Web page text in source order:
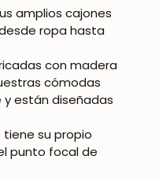
amplios cajones
ropa hasta
con madera
cómodas
están diseñadas
su propio
punto focal de